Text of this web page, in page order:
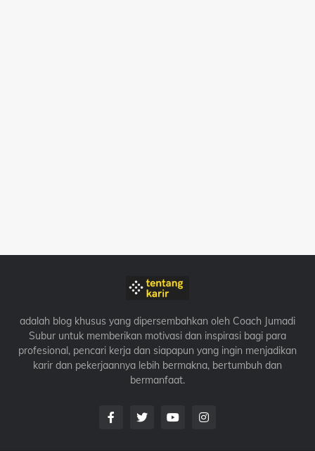
adalah blog khusus yang dipersembahkan oleh Coach Jumadi
Subur untuk memberikan motivasi dan inspirasi bagi para
profesional, pencari kerja dan siapapun yang ingin menjadikan
karir dan pekerjaannya lebih bermakna, bertumbuh dan
bermanfaat.